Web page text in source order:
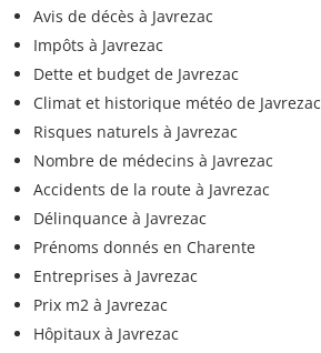
Avis de décès à Javrezac
Impôts à Javrezac
Dette et budget de Javrezac
Climat et historique météo de Javrezac
Risques naturels à Javrezac
Nombre de médecins à Javrezac
Accidents de la route à Javrezac
Délinquance à Javrezac
Prénoms donnés en Charente
Entreprises à Javrezac
Prix m2 à Javrezac
Hôpitaux à Javrezac